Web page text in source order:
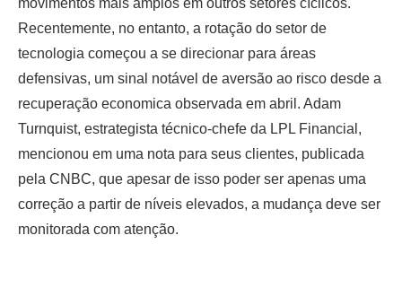
movimentos mais amplos em outros setores cíclicos.
Recentemente, no entanto, a rotação do setor de
tecnologia começou a se direcionar para áreas
defensivas, um sinal notável de aversão ao risco desde a
recuperação economica observada em abril. Adam
Turnquist, estrategista técnico-chefe da LPL Financial,
mencionou em uma nota para seus clientes, publicada
pela CNBC, que apesar de isso poder ser apenas uma
correção a partir de níveis elevados, a mudança deve ser
monitorada com atenção.